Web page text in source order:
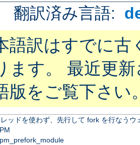
翻訳済み言語:
語訳はすでに古
ます。 最近更
版をご覧下さい
ッドを使わず、先行して fork を行なうウ